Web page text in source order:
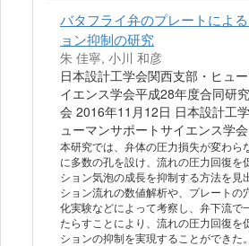
バタフライ弁のプレートによ
ョン抑制の研究
朱 佳寧, 小川 和彦
日本設計工学会関西支部・ヒュ
イエンス学会平成28年度合同研
会 2016年11月12日 日本設計工
ューマンサポートサイエンス学会
本研究では、弁体の圧力損失が変わら
に多数の孔を設け、流れの圧力回復を
ション気泡の成長を抑制する方法を見
ション流れの数値解析や、プレートの
化実験などによって考察し、弁下流で
たらすことにより、流れの圧力回復を
ションの抑制を実現することができた。